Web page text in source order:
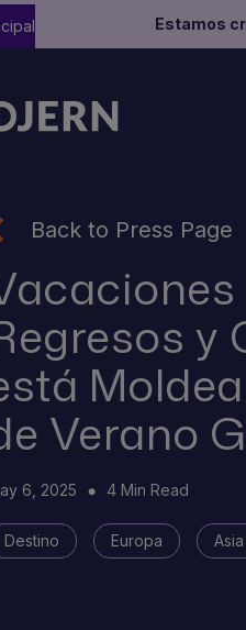
Estamos
Back to Press Page
y
Verano
6, 2025 4 Min Read
Destino Europa